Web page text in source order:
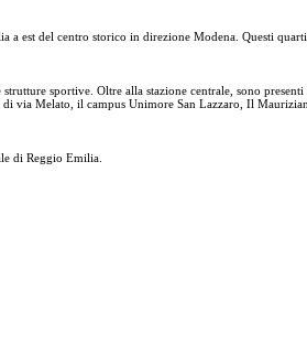
a est del centro storico in direzione Modena. Questi
sportive. Oltre alla stazione centrale, sono
via Melato, il campus Unimore San Lazzaro, Il
di Reggio Emilia.